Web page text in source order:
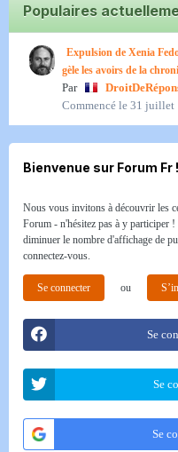
Populaires
Expulsion de Xenia
gèle les avoirs de la
Par
Commencé le 31 juillet
Bienvenue sur Forum Fr !
Nous vous invitons à découvrir les
Forum - n'hésitez pas à y participer
diminuer le nombre d'affichage de
connectez-vous.
Se connecter ou
Se
Se
Se